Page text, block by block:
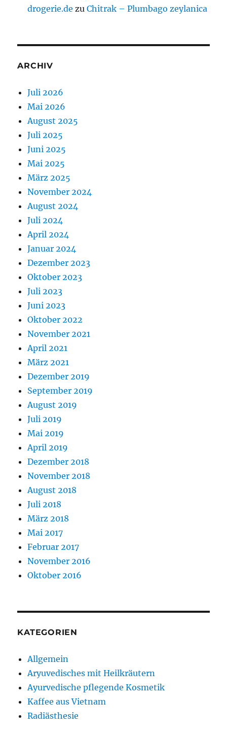
drogerie.de zuChitrak – Plumbago zeylanica
ARCHIV
Juli 2026
Mai 2026
August 2025
Juli 2025
Juni 2025
Mai 2025
März 2025
November 2024
August 2024
Juli 2024
April 2024
Januar 2024
Dezember 2023
Oktober 2023
Juli 2023
Juni 2023
Oktober 2022
November 2021
April 2021
März 2021
Dezember 2019
September 2019
August 2019
Juli 2019
Mai 2019
April 2019
Dezember 2018
November 2018
August 2018
Juli 2018
März 2018
Mai 2017
Februar 2017
November 2016
Oktober 2016
KATEGORIEN
Allgemein
Aryuvedisches mit Heilkräutern
Ayurvedische pflegende Kosmetik
Kaffee aus Vietnam
Radiästhesie